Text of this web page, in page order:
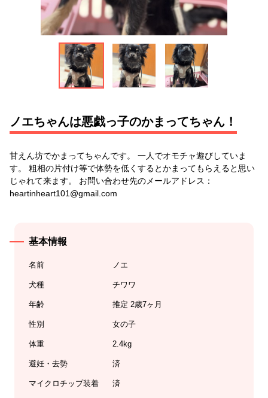
ノエちゃんは悪戯っ子のかまってちゃん！
甘えん坊でかまってちゃんです。 一人でオモチャ遊びしていま
す。 粗相の片付け等で体勢を低くするとかまってもらえると思い
じゃれて来ます。 お問い合わせ先のメールアドレス：
heartinheart101@gmail.com
基本情報
名前 ノエ
犬種 チワワ
年齢 推定 2歳7ヶ月
性別 女の子
体重 2.4kg
避妊・去勢 済
マイクロチップ装着 済